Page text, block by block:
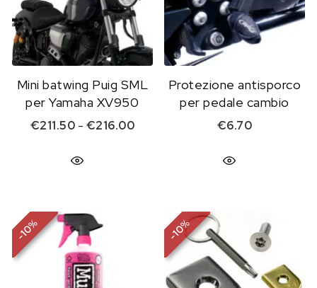
Mini batwing Puig SML
per Yamaha XV950
€211.50 - €216.00Fascia di prezzo: da €211.50 a
Protezione antisporco
per pedale cambio
€6.70
-
10
%
-
10
%